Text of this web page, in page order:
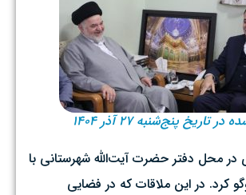
تاریخ پنج‌شنبه ۲۷ آذر ۱۴۰۴
در محل دفتر حضرت آیت‌الله شهرستانی با
کرد. در این ملاقات که در فضایی